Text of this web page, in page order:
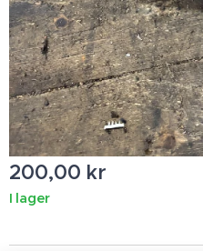
200,00 kr
I lager